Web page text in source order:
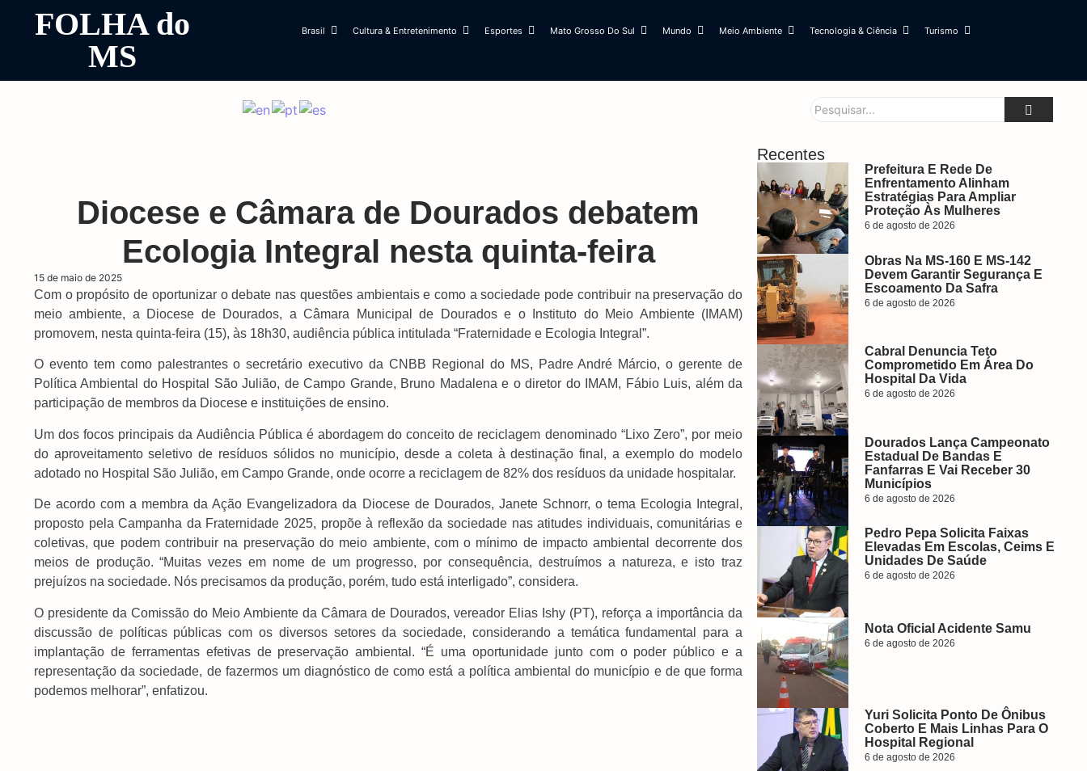
FOLHA do
MS
Brasil Cultura & Entretenimento Esportes Mato Grosso Do Sul Mundo Meio Ambiente Tecnologia & Ciência Turismo
Diocese e Câmara de Dourados debatem
Ecologia Integral nesta quinta-feira
15 de maio de 2025
Com o propósito de oportunizar o debate nas questões ambientais e como a sociedade pode contribuir na preservação do
meio ambiente, a Diocese de Dourados, a Câmara Municipal de Dourados e o Instituto do Meio Ambiente (IMAM)
promovem, nesta quinta-feira (15), às 18h30, audiência pública intitulada “Fraternidade e Ecologia Integral”.
O evento tem como palestrantes o secretário executivo da CNBB Regional do MS, Padre André Márcio, o gerente de
Política Ambiental do Hospital São Julião, de Campo Grande, Bruno Madalena e o diretor do IMAM, Fábio Luis, além da
participação de membros da Diocese e instituições de ensino.
Um dos focos principais da Audiência Pública é abordagem do conceito de reciclagem denominado “Lixo Zero”, por meio
do aproveitamento seletivo de resíduos sólidos no município, desde a coleta à destinação final, a exemplo do modelo
adotado no Hospital São Julião, em Campo Grande, onde ocorre a reciclagem de 82% dos resíduos da unidade hospitalar.
De acordo com a membra da Ação Evangelizadora da Diocese de Dourados, Janete Schnorr, o tema Ecologia Integral,
proposto pela Campanha da Fraternidade 2025, propõe à reflexão da sociedade nas atitudes individuais, comunitárias e
coletivas, que podem contribuir na preservação do meio ambiente, com o mínimo de impacto ambiental decorrente dos
meios de produção. “Muitas vezes em nome de um progresso, por consequência, destruímos a natureza, e isto traz
prejuízos na sociedade. Nós precisamos da produção, porém, tudo está interligado”, considera.
O presidente da Comissão do Meio Ambiente da Câmara de Dourados, vereador Elias Ishy (PT), reforça a importância da
discussão de políticas públicas com os diversos setores da sociedade, considerando a temática fundamental para a
implantação de ferramentas efetivas de preservação ambiental. “É uma oportunidade junto com o poder público e a
representação da sociedade, de fazermos um diagnóstico de como está a política ambiental do município e de que forma
podemos melhorar”, enfatizou.
Recentes
Prefeitura E Rede De
Enfrentamento Alinham
Estratégias Para Ampliar
Proteção Às Mulheres
6 de agosto de 2026
Obras Na MS-160 E MS-142
Devem Garantir Segurança E
Escoamento Da Safra
6 de agosto de 2026
Cabral Denuncia Teto
Comprometido Em Área Do
Hospital Da Vida
6 de agosto de 2026
Dourados Lança Campeonato
Estadual De Bandas E
Fanfarras E Vai Receber 30
Municípios
6 de agosto de 2026
Pedro Pepa Solicita Faixas
Elevadas Em Escolas, Ceims E
Unidades De Saúde
6 de agosto de 2026
Nota Oficial Acidente Samu
6 de agosto de 2026
Yuri Solicita Ponto De Ônibus
Coberto E Mais Linhas Para O
Hospital Regional
6 de agosto de 2026